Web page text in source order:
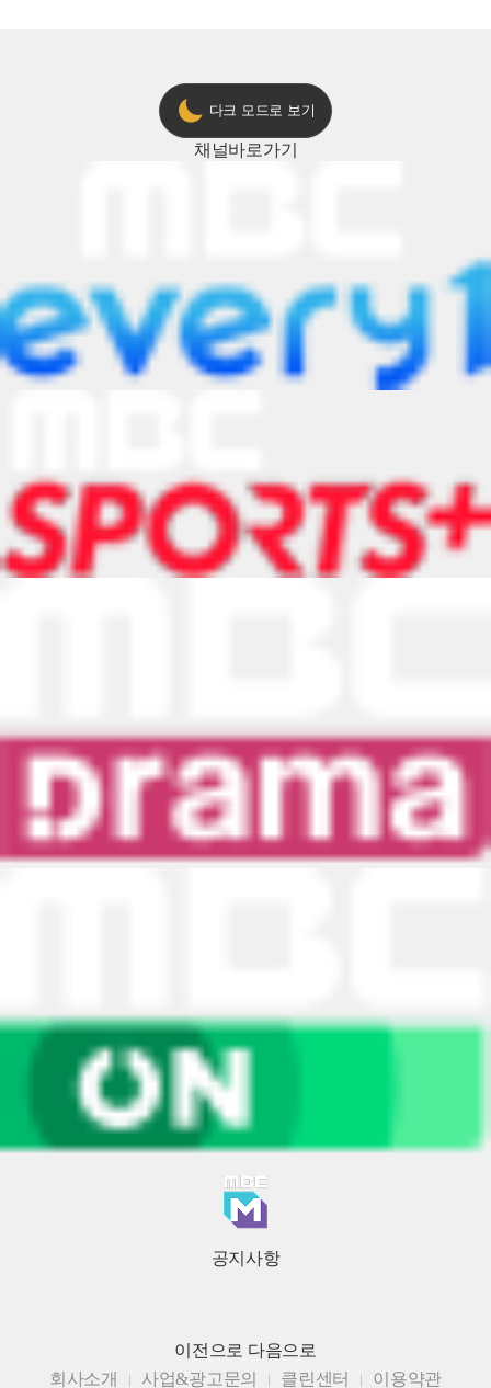
다크 모드로 보기
채널바로가기
공지사항
이전으로 다음으로
회사소개
사업&광고문의 클린센터 이용약관